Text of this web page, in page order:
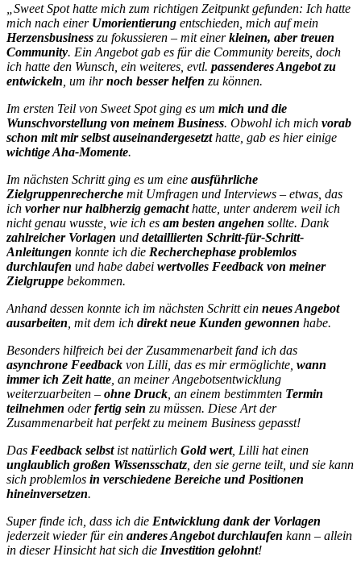
„Sweet Spot hatte mich zum richtigen Zeitpunkt gefunden: Ich hatte
mich nach einer Umorientierung entschieden, mich auf mein
Herzensbusiness zu fokussieren – mit einerkleinen, aber treuen
Community. Ein Angebot gab es für die Community bereits, doch
ich hatte den Wunsch, ein weiteres, evtl. passenderes Angebot zu
entwickeln , um ihrnoch besser helfen zu können.
Im ersten Teil von Sweet Spot ging es um mich und die
Wunschvorstellung von meinem Business. Obwohl ich mich vorab
schon mit mir selbst auseinandergesetzthatte, gab es hier einige
wichtige Aha-Momente.
Im nächsten Schritt ging es um eine ausführliche
Zielgruppenrecherche mit Umfragen und Interviews – etwas, das
ich vorher nur halbherzig gemachthatte, unter anderem weil ich
nicht genau wusste, wie ich es am besten angehen sollte. Dank
zahlreicher Vorlagen und detaillierten Schritt-für-Schritt-
Anleitungen konnte ich die Recherchephase problemlos
durchlaufen und habe dabei wertvolles Feedback von meiner
Zielgruppe bekommen.
Anhand dessen konnte ich im nächsten Schritt ein neues Angebot
ausarbeiten , mit dem ich direkt neue Kunden gewonnen habe.
Besonders hilfreich bei der Zusammenarbeit fand ich das
asynchrone Feedback von Lilli, das es mir ermöglichte, wann
immer ich Zeit hatte , an meiner Angebotsentwicklung
weiterzuarbeiten – ohne Druck , an einem bestimmten Termin
teilnehmen oderfertig sein zu müssen. Diese Art der
Zusammenarbeit hat perfekt zu meinem Business gepasst!
Das Feedback selbstist natürlich Gold wert, Lilli hat einen
unglaublich großen Wissensschatz , den sie gerne teilt, und sie kann
sich problemlos in verschiedene Bereiche und Positionen
hineinversetzen.
Super finde ich, dass ich die Entwicklung dank der Vorlagen
jederzeit wieder für ein anderes Angebot durchlaufen kann – allein
in dieser Hinsicht hat sich die Investition gelohnt!